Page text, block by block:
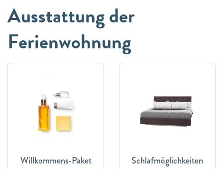
Ausstattung der
Ferienwohnung
Willkommens-Paket Schlafmöglichkeiten